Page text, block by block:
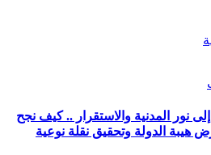
نور المدنية والاستقرار .. كيف نجح
هيبة الدولة وتحقيق نقلة نوعية